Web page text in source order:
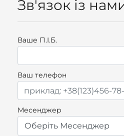
Зв'язок із
Ваше П.I.Б.
Ваш телефон
Месенджер
Оберіть Месенджер